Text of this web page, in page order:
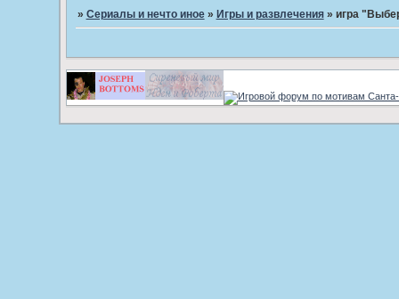
» Сериалы и нечто иное » Игры и развлечения » игра